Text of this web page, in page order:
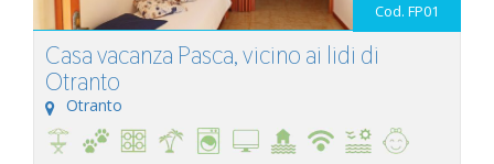
Cod. FP01
Casa vacanza Pasca, vicino ai lidi di
Otranto
Otranto